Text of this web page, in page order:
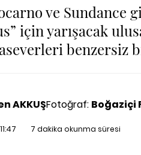
ve
için yarışacak
benzersiz
AKKUŞFotoğraf: Boğaziçi
7 dakika okunma süresi